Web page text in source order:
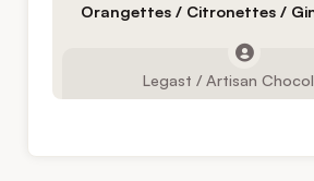
Orangettes / Citronettes /
Legast / Artisan